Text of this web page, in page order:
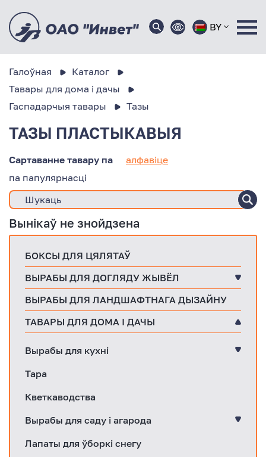
BY
Галоўная
Каталог
Тавары для дома і дачы
Гаспадарчыя тавары
Тазы
ТАЗЫ ПЛАСТЫКАВЫЯ
Сартаванне тавару па
алфавіце
па папулярнасці
Вынікаў не знойдзена
БОКСЫ ДЛЯ ЦЯЛЯТАЎ
ВЫРАБЫ ДЛЯ ДОГЛЯДУ ЖЫВЁЛ
ВЫРАБЫ ДЛЯ ЛАНДШАФТНАГА ДЫЗАЙНУ
ТАВАРЫ ДЛЯ ДОМА І ДАЧЫ
Вырабы для кухні
Тара
Кветкаводства
Вырабы для саду і агарода
Лапаты для ўборкі снегу